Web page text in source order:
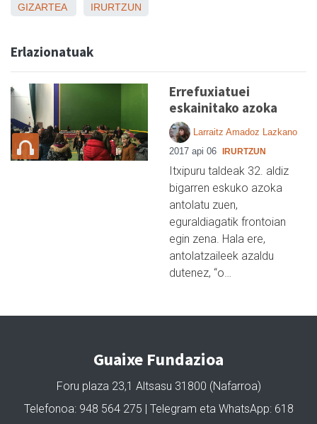
GIZARTEA IRURTZUN
Erlazionatuak
Errefuxiatuei
eskainitako azoka
Larraitz Amadoz Lazkano
2017 api 06 IRURTZUN
Itxipuru taldeak 32. aldiz
bigarren eskuko azoka
antolatu zuen,
eguraldiagatik frontoian
egin zena. Hala ere,
antolatzaileek azaldu
dutenez, “o…
Guaixe Fundazioa
Foru plaza 23,1 Altsasu 31800 (Nafarroa)
Telefonoa: 948 564 275 | Telegram eta WhatsApp: 618